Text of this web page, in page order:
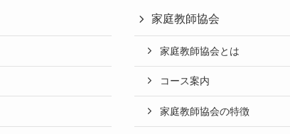
家庭教師協会
家庭教師協会とは
コース案内
家庭教師協会の特徴